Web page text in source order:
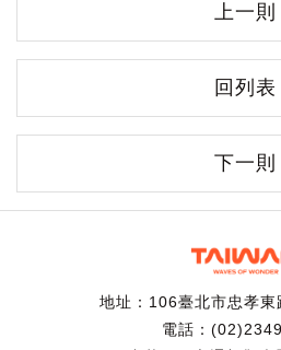
上一則
回列表
下一則
地址：106臺北市忠孝
電話：